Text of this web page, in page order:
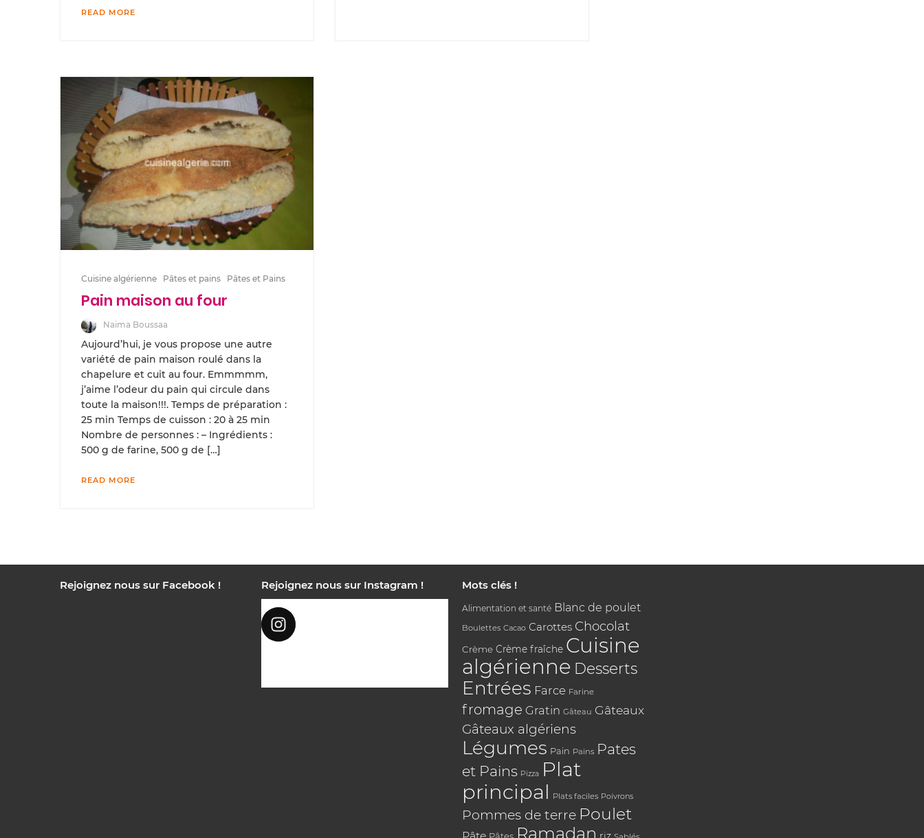
READ MORE
Cuisine algérienne Pâtes et pains Pâtes et Pains
Pain maison au four
Naima Boussaa
Aujourd’hui, je vous propose une autre
variété de pain maison roulé dans la
chapelure et cuit au four. Emmmmm,
j’aime l’odeur du pain qui circule dans
toute la maison!!!. Temps de préparation :
25 min Temps de cuisson : 20 à 25 min
Nombre de personnes : – Ingrédients :
500 g de farine, 500 g de […]
READ MORE
Rejoignez nous sur Facebook ! Rejoignez nous sur Instagram ! Mots clés !
Alimentation et santé Blanc de poulet
Boulettes Cacao Carottes Chocolat
Crème Crème fraîche Cuisine
algérienne Desserts
Entrées Farce Farine
fromage Gratin Gâteau Gâteaux
Gâteaux algériens
Légumes Pain Pains Pates
et Pains Pizza Plat
principal Plats faciles Poivrons
Pommes de terre Poulet
Pâte Pâtes Ramadan